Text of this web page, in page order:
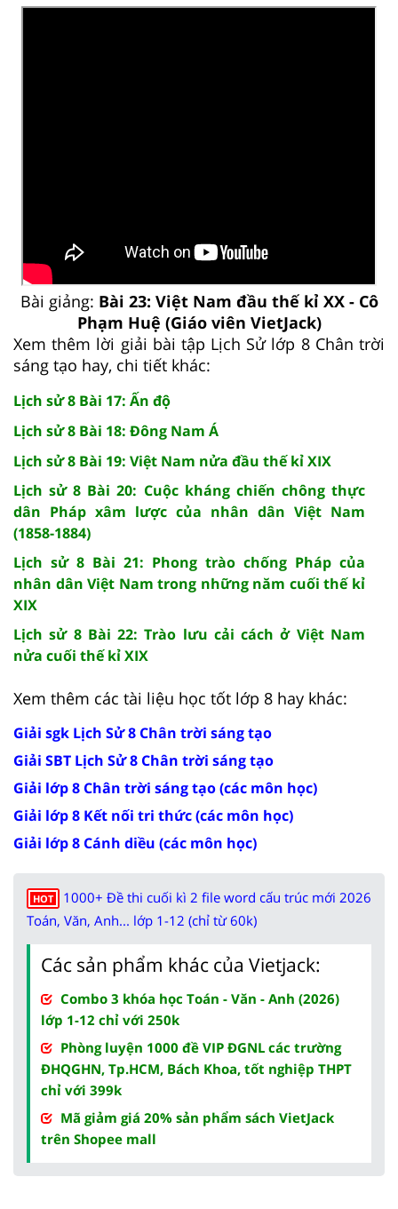
Bài giảng: Bài 23: Việt Nam đầu thế kỉ XX - Cô
Phạm Huệ (Giáo viên VietJack)
Xem thêm lời giải bài tập Lịch Sử lớp 8 Chân trời
sáng tạo hay, chi tiết khác:
Lịch sử 8 Bài 17: Ấn độ
Lịch sử 8 Bài 18: Đông Nam Á
Lịch sử 8 Bài 19: Việt Nam nửa đầu thế kỉ XIX
Lịch sử 8 Bài 20: Cuộc kháng chiến chông thực
dân Pháp xâm lược của nhân dân Việt Nam
(1858-1884)
Lịch sử 8 Bài 21: Phong trào chống Pháp của
nhân dân Việt Nam trong những năm cuối thế kỉ
XIX
Lịch sử 8 Bài 22: Trào lưu cải cách ở Việt Nam
nửa cuối thế kỉ XIX
Xem thêm các tài liệu học tốt lớp 8 hay khác:
Giải sgk Lịch Sử 8 Chân trời sáng tạo
Giải SBT Lịch Sử 8 Chân trời sáng tạo
Giải lớp 8 Chân trời sáng tạo (các môn học)
Giải lớp 8 Kết nối tri thức (các môn học)
Giải lớp 8 Cánh diều (các môn học)
HOT
1000+ Đề thi cuối kì 2 file word cấu trúc mới 2026
Toán, Văn, Anh... lớp 1-12 (chỉ từ 60k)
Các sản phẩm khác của Vietjack:
Combo 3 khóa học Toán - Văn - Anh (2026)
lớp 1-12 chỉ với 250k
Phòng luyện 1000 đề VIP ĐGNL các trường
ĐHQGHN, Tp.HCM, Bách Khoa, tốt nghiệp THPT
chỉ với 399k
Mã giảm giá 20% sản phẩm sách VietJack
trên Shopee mall